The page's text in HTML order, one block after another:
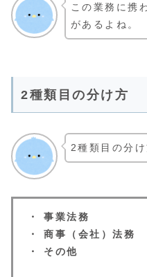
この業務に携
があるよね。
2種類目の分け方
2種類目の分
・ 事業法務
・ 商事（会社）法務
・ その他